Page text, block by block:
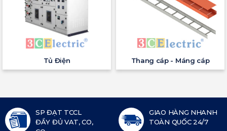
Tủ Điện Thang cáp - Máng cáp
SP ĐẠT TCCL
ĐẦY ĐỦ VAT, CO,
GIAO HÀNG NHANH
TOÀN QUỐC 24/7